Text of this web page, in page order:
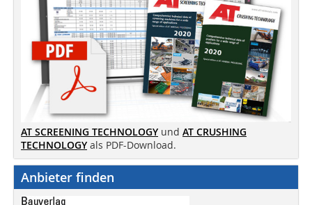
AT SCREENING TECHNOLOGY und AT CRUSHING
TECHNOLOGY als PDF-Download.
Anbieter finden